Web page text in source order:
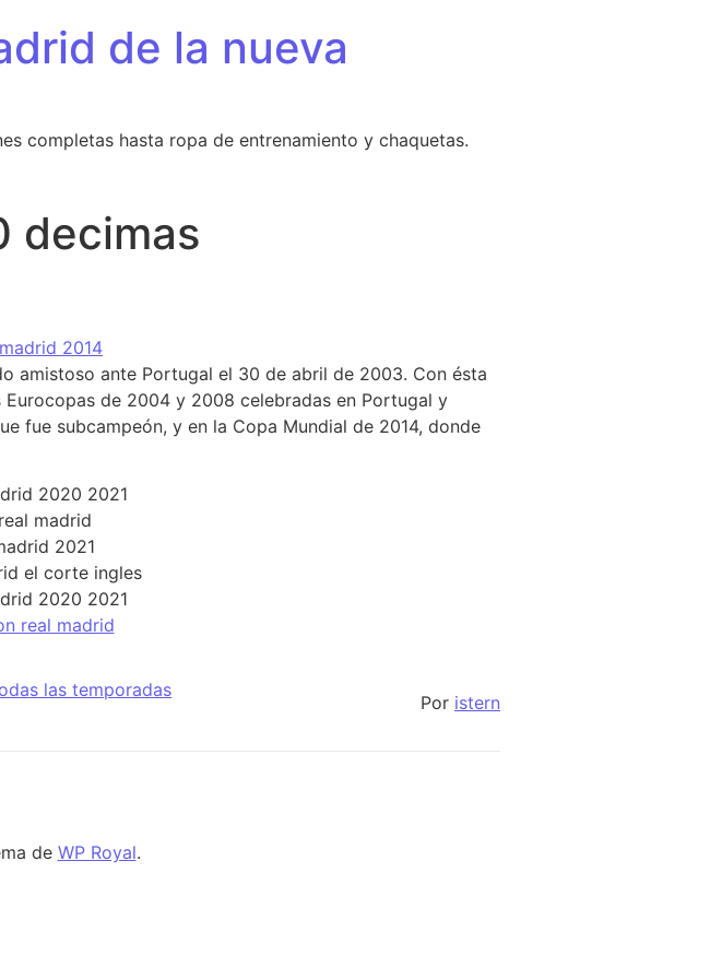
de la nueva
completas hasta ropa de entrenamiento y chaquetas.
decimas
madrid 2020 decimas
amistoso ante Portugal el 30 de abril de 2003. Con ésta
de 2004 y 2008 celebradas en Portugal y
fue subcampeón, y en la Copa Mundial de 2014, donde
las temporadas
Por istern
de WP Royal.